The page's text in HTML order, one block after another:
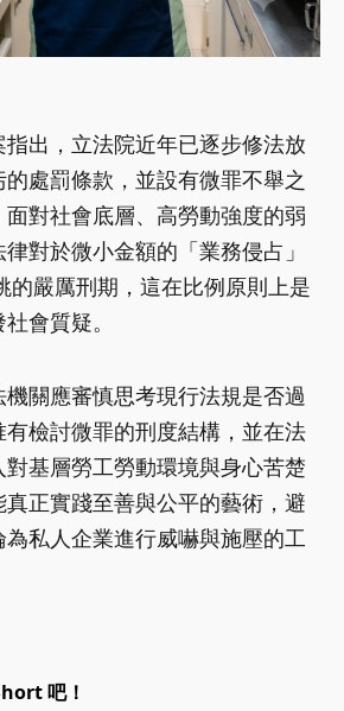
指出，立法院近年已逐步修法放
處罰條款，並設有微罪不舉之
對社會底層、高勞動強度的弱
對於微小金額的「業務侵占」
的嚴厲刑期，這在比例原則上是
會質疑。
關應審慎思考現行法規是否過
有檢討微罪的刑度結構，並在法
基層勞工勞動環境與身心苦楚
正實踐至善與公平的藝術，避
私人企業進行威嚇與施壓的工
吧！